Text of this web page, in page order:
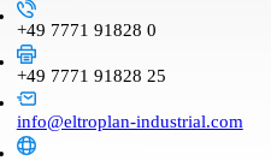
+49 7771 91828 0
+49 7771 91828 25
info@eltroplan-industrial.com